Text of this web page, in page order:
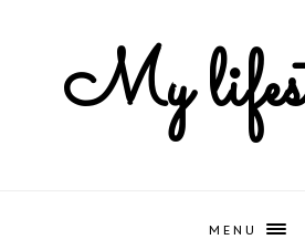
My
MENU